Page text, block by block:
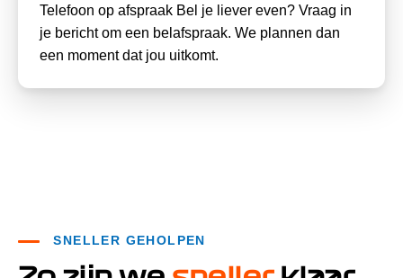
Telefoon op afspraak Bel je liever even? Vraag in
je bericht om een belafspraak. We plannen dan
een moment dat jou uitkomt.
SNELLER GEHOLPEN